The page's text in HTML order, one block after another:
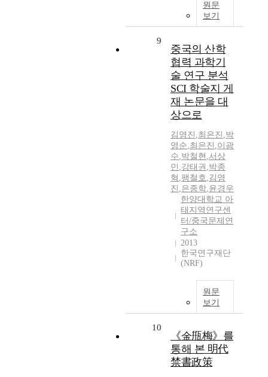
원문
보기
9
중국의 산학
협력 과학기
술 연구 분석
SCI 학술지 게
재 논문을 대
상으로
김영진 ,최은진 ,박
영순,최은진 ,이광
수,박철현 ,서상
민 ,강태권 ,박종
혁 ,팽철호,김영
진 ,은종학,윤경우
한양대학교 아
태지역연구센
터/중국문제연
구소
2013
한국연구재단
(NRF)
원문
보기
10
《金甁梅》를
통해 본 明代
禁書政策